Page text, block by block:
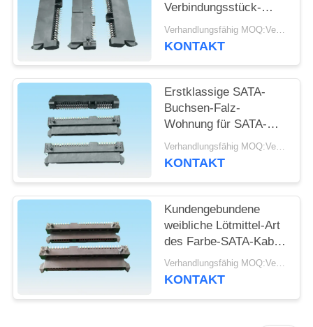
PRIVACY
POLICY
Verbindungsstück-
Material des Kabel-
Verbindungsstück-HDD
Verhandlungsfähig MOQ:Verhandelbar
KONTAKT
Erstklassige SATA-
Buchsen-Falz-
Wohnung für SATA-
Stromadapter
Computor-
Verhandlungsfähig MOQ:Verhandelbar
KONTAKT
Kundengebundene
weibliche Lötmittel-Art
des Farbe-SATA-Kabel-
Verbindungsstück-4.2H
5.0H 6.74H
Verhandlungsfähig MOQ:Verhandelbar
KONTAKT